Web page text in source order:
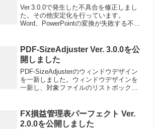
Ver.3.0.0で発生した不具合を修正しまし
た。その他安定化を行っています。
Word、PowerPointの変換が失敗する不具
のライブラリを変更ファイル...
PDF-SizeAdjuster Ver. 3.0.0を公
開しました
PDF-SizeAdjusterのウィンドウデザイン
を一新しました。ウィンドウデザインを
一新し、対象ファイルのリストボックス
対象ファイルの一覧がリストボックス上
に表示さ...
FX損益管理表パーフェクト Ver.
2.0.0を公開しました